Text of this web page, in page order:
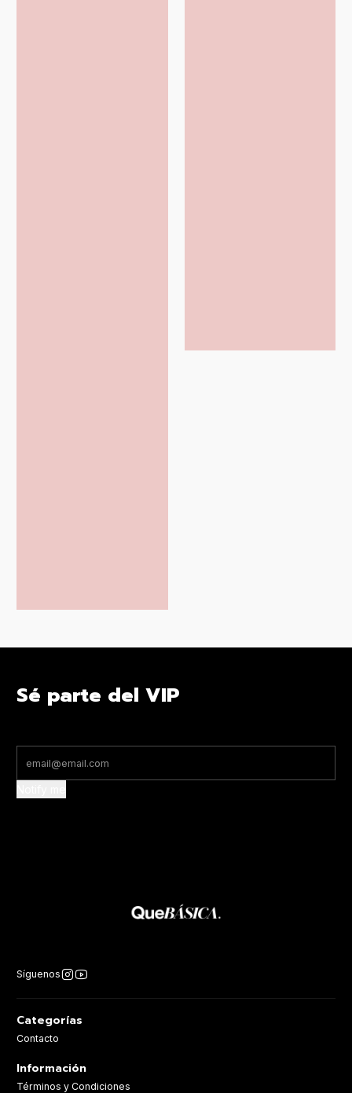
Sé parte del VIP
Síguenos
Categorías
Contacto
Información
Términos y Condiciones